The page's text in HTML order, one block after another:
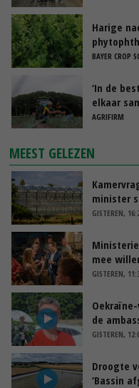
Harige
BAYER CROP
‘In de
elkaar
AGRIFIRM
MEEST GELEZEN
minister
GISTEREN,
mee
GISTEREN,
de
GISTEREN,
Droogte
‘Bassin